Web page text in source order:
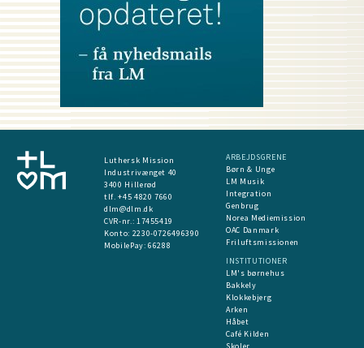
Luthersk Mission
Industrivænget 40
3400 Hillerød
tlf. +45 4820 7660
dlm@dlm.dk
CVR-nr.: 17455419
​Konto: 2230-0726496390
MobilePay:66288
ARBEJDSGRENE
Børn & Unge
LM Musik
Integration
Genbrug
Norea Mediemission
OAC Danmark
Friluftsmissionen
INSTITUTIONER
LM's børnehus
Bakkely
Klokkebjerg
Arken
Håbet
Café Kilden